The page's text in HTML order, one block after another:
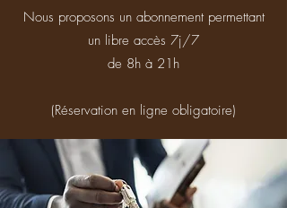
Nous proposons un abonnement permettant
un libre accès 7j/7
de 8h à 21h
(Réservation en ligne obligatoire)